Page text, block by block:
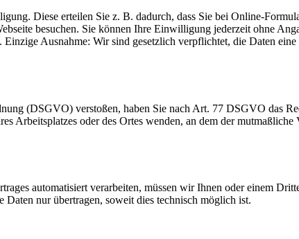
Diese erteilen Sie z. B. dadurch, dass Sie bei Online-
besuchen. Sie können Ihre Einwilligung jederzeit ohne
Ausnahme: Wir sind gesetzlich verpflichtet, die Daten
(DSGVO) verstoßen, haben Sie nach Art. 77 DSGVO das
Arbeitsplatzes oder des Ortes wenden, an dem der mutmaßliche
automatisiert verarbeiten, müssen wir Ihnen oder einem
nur übertragen, soweit dies technisch möglich ist.